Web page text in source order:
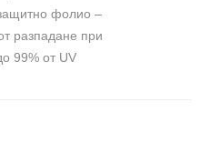
фолио –
разпадане при
99% от UV